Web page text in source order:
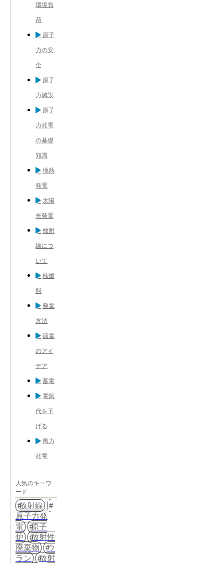
環境負
荷
原子
力の安
全
原子
力施設
原子
力発電
の基礎
知識
地熱
発電
太陽
光発電
放射
線につ
いて
核燃
料
発電
方法
節電
のアイ
デア
蓄電
電気
代を下
げる
風力
発電
人気のキーワ
ード
放射線
原子力発
電
原子
炉
放射性
廃棄物
ウ
ラン
放射